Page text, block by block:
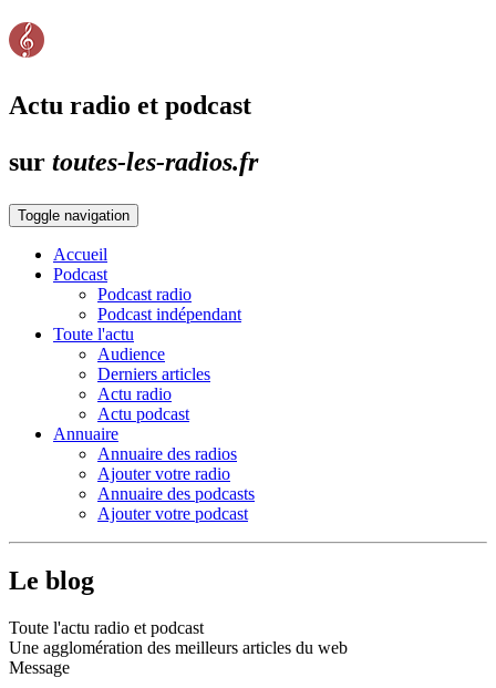
Actu radio et podcast
sur toutes-les-radios.fr
Toggle navigation
Accueil
Podcast
Podcast radio
Podcast indépendant
Toute l'actu
Audience
Derniers articles
Actu radio
Actu podcast
Annuaire
Annuaire des radios
Ajouter votre radio
Annuaire des podcasts
Ajouter votre podcast
Le blog
Toute l'actu radio et podcast
Une agglomération des meilleurs articles du web
Message